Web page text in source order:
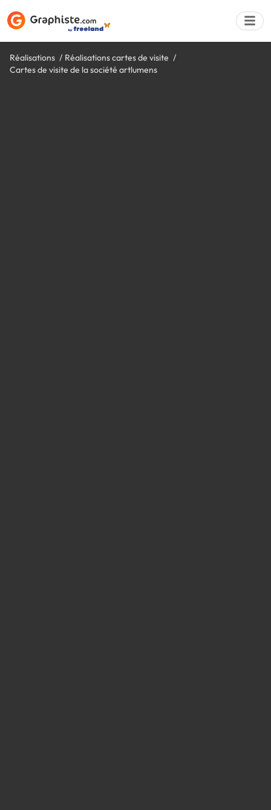
Réalisations
Réalisations cartes de visite
Cartes de visite de la société artlumens